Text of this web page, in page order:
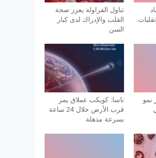
تناول الفراولة يعزز صحة
القلب والإدراك لدى كبار
السن
نمو
ناسا: كويكب عملاق يمر
قرب الأرض خلال 24 ساعة
بسرعة مذهلة